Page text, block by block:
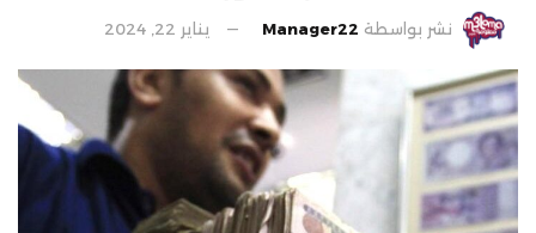
نشر بواسطة Manager22 يناير 22, 2024